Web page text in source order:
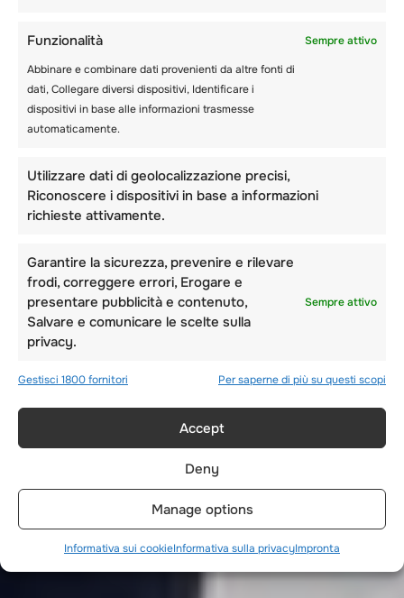
Funzionalità
Sempre attivo
Abbinare e combinare dati provenienti da altre fonti di
dati, Collegare diversi dispositivi, Identificare i
dispositivi in base alle informazioni trasmesse
automaticamente.
Utilizzare dati di geolocalizzazione precisi,
Riconoscere i dispositivi in base a informazioni
richieste attivamente.
Garantire la sicurezza, prevenire e rilevare
frodi, correggere errori, Erogare e
presentare pubblicità e contenuto,
Salvare e comunicare le scelte sulla
privacy.
Sempre attivo
Gestisci 1800 fornitori Per saperne di più su questi scopi
Accept
Deny
Manage options
Informativa sui cookieInformativa sulla privacyImpronta